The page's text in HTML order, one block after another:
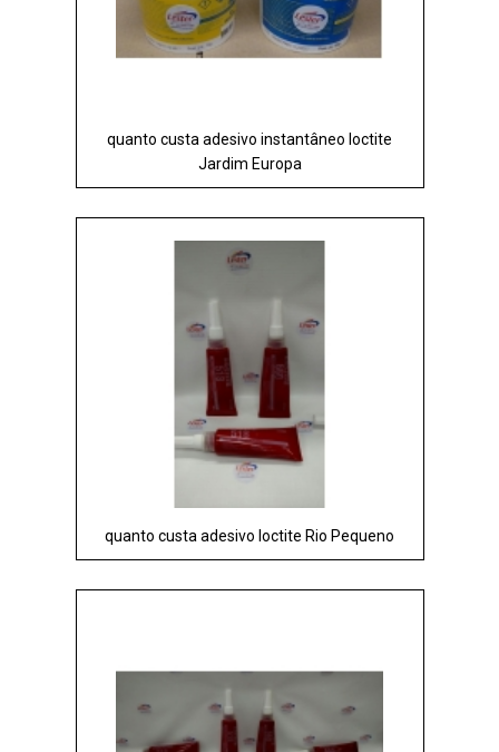
quanto custa adesivo instantâneo loctite
Jardim Europa
quanto custa adesivo loctite Rio Pequeno